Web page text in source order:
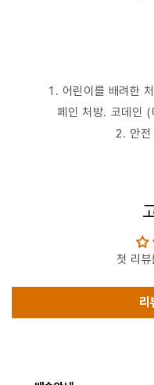
어린이를 배려한
페인 처방. 코데인 (
안전
첫 리
리